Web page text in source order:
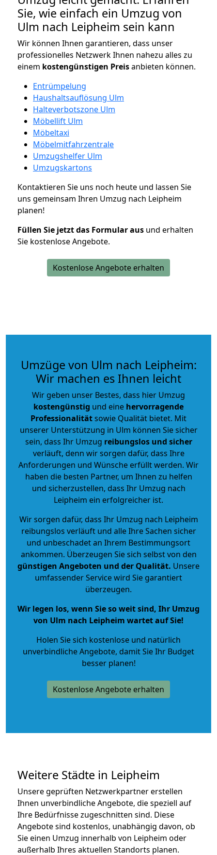
Sie, wie einfach ein Umzug von
Ulm nach Leipheim sein kann
Wir können Ihnen garantieren, dass unser
professionelles Netzwerk Ihnen nahezu alles zu
einem kostengünstigen Preisanbieten können.
Entrümpelung
Haushaltsauflösung Ulm
Halteverbotszone Ulm
Möbellift Ulm
Möbeltaxi
Möbelmitfahrzentrale
Umzugshelfer Ulm
Umzugskartons
Kontaktieren Sie uns noch heute und lassen Sie
uns gemeinsam Ihren Umzug nach Leipheim
planen!
Füllen Sie jetzt das Formular aus und erhalten
Sie kostenlose Angebote.
Kostenlose Angebote erhalten
Umzüge von Ulm nach Leipheim:
Wir machen es Ihnen leicht
Wir geben unser Bestes, dass hier Umzug
kostengünstig und eine hervorragende
Professionalitätsowie Qualität bietet. Mit
unserer Unterstützung in Ulm können Sie sicher
sein, dass Ihr Umzug reibungslos und sicher
verläuft, denn wir sorgen dafür, dass Ihre
Anforderungen und Wünsche erfüllt werden. Wir
haben die besten Partner, um Ihnen zu helfen
und sicherzustellen, dass Ihr Umzug nach
Leipheim ein erfolgreicher ist.
Wir sorgen dafür, dass Ihr Umzug nach Leipheim
reibungslos verläuft und alle Ihre Sachen sicher
und unbeschadet an Ihrem Bestimmungsort
ankommen. Überzeugen Sie sich selbst von den
günstigen Angeboten und der Qualität. Unsere
umfassender Service wird Sie garantiert
überzeugen.
Wir legen los, wenn Sie so weit sind, Ihr Umzug
von Ulm nach Leipheim wartet auf Sie!
Holen Sie sich kostenlose und natürlich
unverbindliche Angebote, damit Sie Ihr Budget
besser planen!
Kostenlose Angebote erhalten
Weitere Städte in Leipheim
Unsere geprüften Netzwerkpartner erstellen
Ihnen unverbindliche Angebote, die speziell auf
Ihre Bedürfnisse zugeschnitten sind. Diese
Angebote sind kostenlos, unabhängig davon, ob
Sie einen Umzug innerhalb von Leipheim oder
außerhalb Ihres aktuellen Standorts planen.